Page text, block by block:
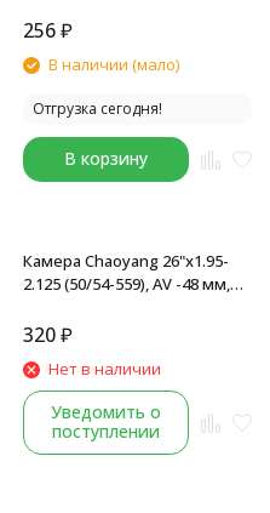
256₽
В наличии (мало)
Отгрузка сегодня!
В корзину
Камера Chaoyang 26"x1.95-
2.125 (50/54-559), AV -48 мм,
320₽
Нет в наличии
Уведомить о
поступлении